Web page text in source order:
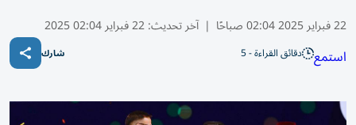
22 فبراير 2025 02:04 صباحًا | آخر تحديث:22 فبراير 02:04 2025
استمع دقائق القراءة - 5 شارك